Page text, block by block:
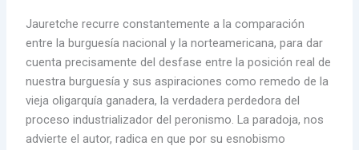
Jauretche recurre constantemente a la comparación
entre la burguesía nacional y la norteamericana, para dar
cuenta precisamente del desfase entre la posición real de
nuestra burguesía y sus aspiraciones como remedo de la
vieja oligarquía ganadera, la verdadera perdedora del
proceso industrializador del peronismo. La paradoja, nos
advierte el autor, radica en que por su esnobismo